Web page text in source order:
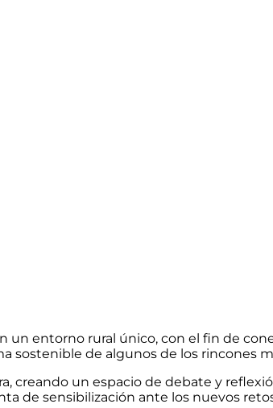
un entorno rural único, con el fin de
sostenible de algunos de los rincones
creando un espacio de debate y
de sensibilización ante los nuevos